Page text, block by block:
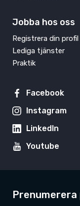
Jobba hos oss
Registrera din profil
Lediga tjänster
Praktik
Facebook
Instagram
LinkedIn
Youtube